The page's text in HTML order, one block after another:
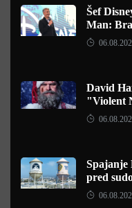
Šef
Man:
David
"Violent
Spajanje
pred